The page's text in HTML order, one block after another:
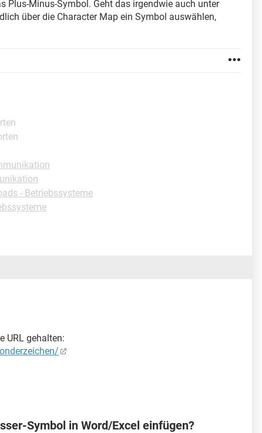
Plus-Minus-Symbol. Geht das irgendwie auch unter
über die Character Map ein Symbol auswählen,
- Betriebssysteme
URL gehalten:
Symbol in Word/Excel einfügen?